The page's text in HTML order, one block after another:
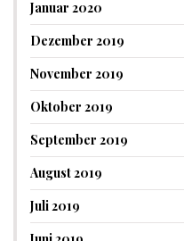
Januar 2020
Dezember 2019
November 2019
Oktober 2019
September 2019
August 2019
Juli 2019